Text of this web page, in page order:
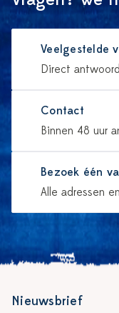
Veelgestelde
Direct
Contact
Binnen 48 uur
Bezoek één
Alle adressen
Nieuwsbrief